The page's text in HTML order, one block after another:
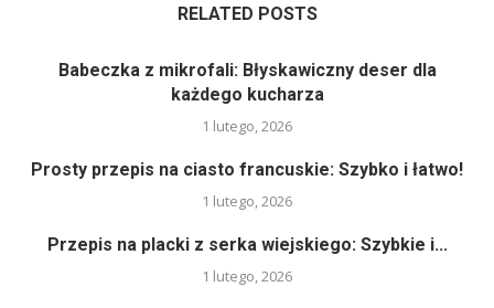
RELATED POSTS
Babeczka z mikrofali: Błyskawiczny deser dla
każdego kucharza
1 lutego, 2026
Prosty przepis na ciasto francuskie: Szybko i łatwo!
1 lutego, 2026
Przepis na placki z serka wiejskiego: Szybkie i...
1 lutego, 2026